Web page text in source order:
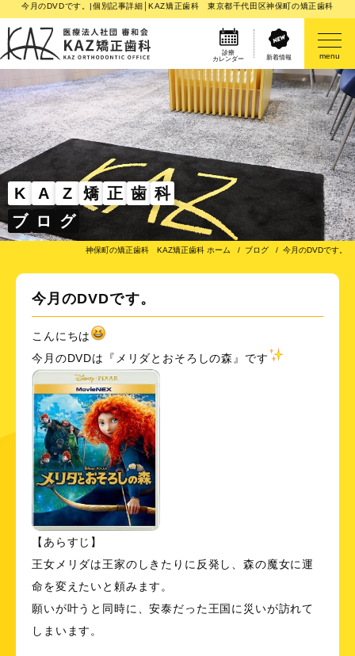
今月のDVDです。|個別記事詳細│KAZ矯正歯科 東京都千代田区神保町の矯正歯科
診療
カレンダー
新着情報 menu
K A Z 矯 正 歯 科
ブ ロ グ
神保町の矯正歯科 KAZ矯正歯科 ホーム ブログ 今月のDVDです。
今月のDVDです。
こんにちは
今月のDVDは『メリダとおそろしの森』です
【あらすじ】
王女メリダは王家のしきたりに反発し、森の魔女に運
命を変えたいと頼みます。
願いが叶うと同時に、安泰だった王国に災いが訪れて
しまいます。
医院案内
矯正歯科治療のご案内
矯正装置のご紹介
その他